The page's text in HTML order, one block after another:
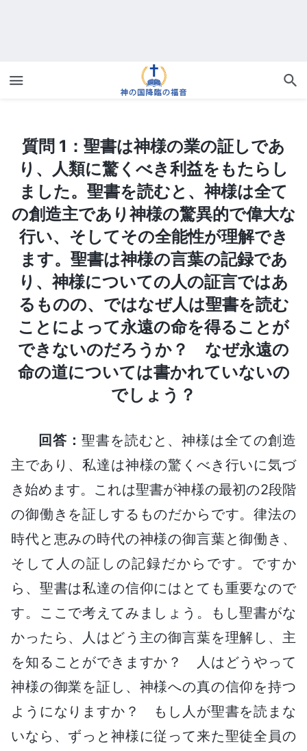
質問 1：聖書は神様の業の証しであ
り、人類に驚くべき利益をもたらし
ました。聖書を読むと、神様は全て
の創造主であり神様の驚異的で偉大な
行い、そしてその全能性が理解でき
ます。聖書は神様の言葉の記録であ
り、神様についての人の証言ではあ
るものの、ではなぜ人は聖書を読む
ことによって永遠の命を得ることが
できないのだろうか？ なぜ永遠の
命の道については書かれていないの
でしょう？
回答： 聖書を読むと、神様は全ての創造
主であり、私達は神様の驚くべき行いに気づ
き始めます。これは聖書が神様の最初の2段階
の御働きを証しするものだからです。律法の
時代と恵みの時代の神様の御言葉と御働き、
そして人の証しの記録だからです。ですか
ら、聖書は私達の信仰にはとても重要なので
す。ここで考えてみましょう。もし聖書がな
かったら、人はどう主の御言葉を理解し、主
を知ることができますか？ 人はどうやって
神様の御業を証し、神様への真の信仰を持つ
ようになりますか？ もし人が聖書を読まな
いなら、ずっと神様に従って来た聖徒全員の